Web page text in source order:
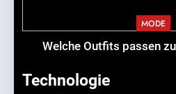
MODE
Welche Outfits passen
Technologie